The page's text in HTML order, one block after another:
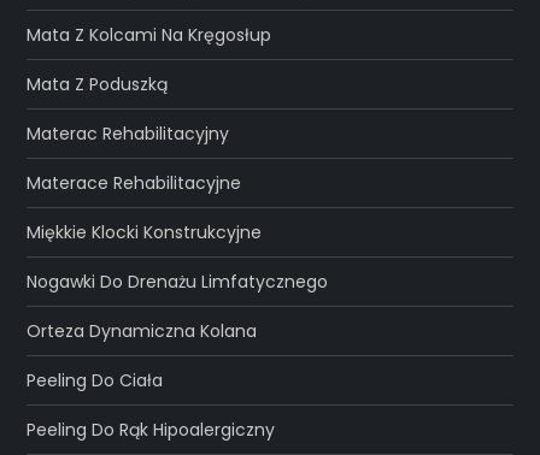
Mata Z Kolcami Na Kręgosłup
Mata Z Poduszką
Materac Rehabilitacyjny
Materace Rehabilitacyjne
Miękkie Klocki Konstrukcyjne
Nogawki Do Drenażu Limfatycznego
Orteza Dynamiczna Kolana
Peeling Do Ciała
Peeling Do Rąk Hipoalergiczny